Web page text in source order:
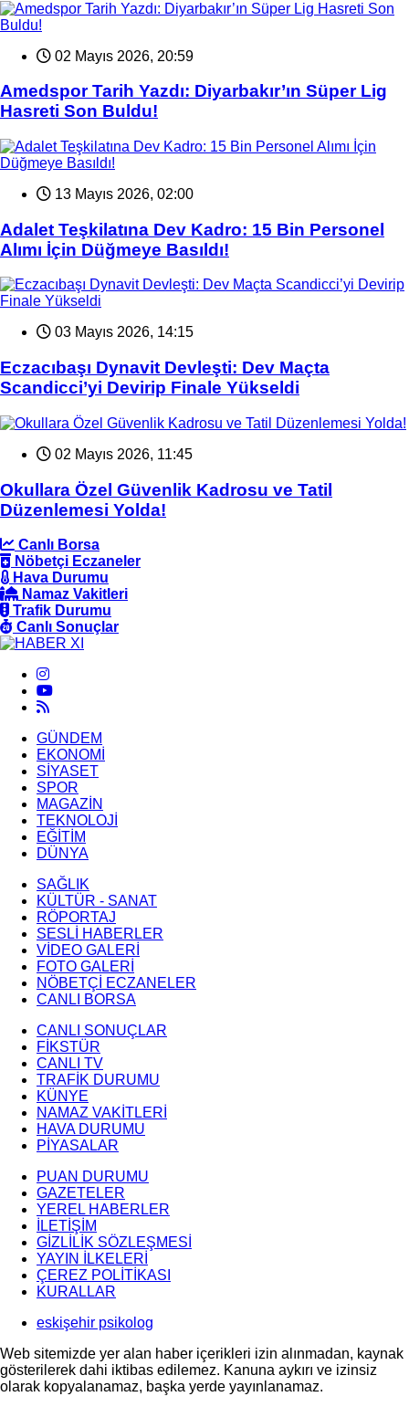
02 Mayıs 2026, 20:59
Amedspor Tarih Yazdı: Diyarbakır’ın Süper Lig
Hasreti Son Buldu!
13 Mayıs 2026, 02:00
Adalet Teşkilatına Dev Kadro: 15 Bin Personel
Alımı İçin Düğmeye Basıldı!
03 Mayıs 2026, 14:15
Eczacıbaşı Dynavit Devleşti: Dev Maçta
Scandicci’yi Devirip Finale Yükseldi
02 Mayıs 2026, 11:45
Okullara Özel Güvenlik Kadrosu ve Tatil
Düzenlemesi Yolda!
Canlı Borsa
Nöbetçi Eczaneler
Hava Durumu
Namaz Vakitleri
Trafik Durumu
Canlı Sonuçlar
GÜNDEM
EKONOMİ
SİYASET
SPOR
MAGAZİN
TEKNOLOJİ
EĞİTİM
DÜNYA
SAĞLIK
KÜLTÜR - SANAT
RÖPORTAJ
SESLİ HABERLER
VİDEO GALERİ
FOTO GALERİ
NÖBETÇİ ECZANELER
CANLI BORSA
CANLI SONUÇLAR
FİKSTÜR
CANLI TV
TRAFİK DURUMU
KÜNYE
NAMAZ VAKİTLERİ
HAVA DURUMU
PİYASALAR
PUAN DURUMU
GAZETELER
YEREL HABERLER
İLETİŞİM
GİZLİLİK SÖZLEŞMESİ
YAYIN İLKELERİ
ÇEREZ POLİTİKASI
KURALLAR
eskişehir psikolog
Web sitemizde yer alan haber içerikleri izin alınmadan, kaynak
gösterilerek dahi iktibas edilemez. Kanuna aykırı ve izinsiz
olarak kopyalanamaz, başka yerde yayınlanamaz.